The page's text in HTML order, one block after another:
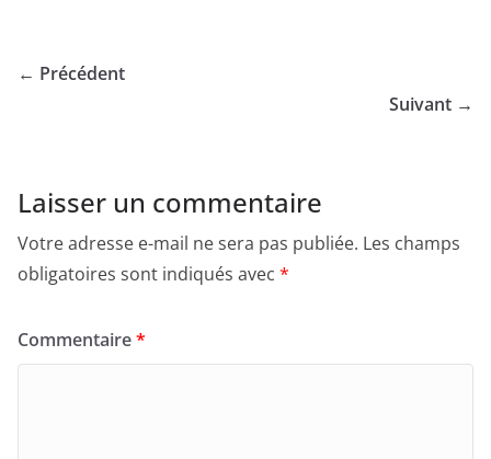
← Précédent
Suivant →
Laisser un commentaire
Votre adresse e-mail ne sera pas publiée. Les champs
obligatoires sont indiqués avec *
Commentaire*